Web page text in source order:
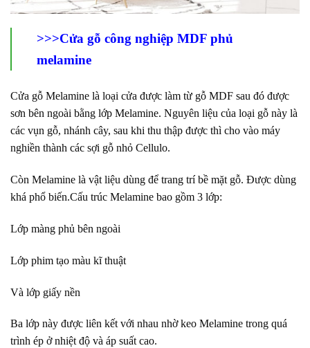
>>>Cửa gỗ công nghiệp MDF phủ
melamine
Cửa gỗ Melamine là loại cửa được làm từ gỗ MDF sau đó được
sơn bên ngoài bằng lớp Melamine. Nguyên liệu của loại gỗ này là
các vụn gỗ, nhánh cây, sau khi thu thập được thì cho vào máy
nghiền thành các sợi gỗ nhỏ Cellulo.
Còn Melamine là vật liệu dùng để trang trí bề mặt gỗ. Được dùng
khá phổ biến.Cấu trúc Melamine bao gồm 3 lớp:
Lớp màng phủ bên ngoài
Lớp phim tạo màu kĩ thuật
Và lớp giấy nền
Ba lớp này được liên kết với nhau nhờ keo Melamine trong quá
trình ép ở nhiệt độ và áp suất cao.